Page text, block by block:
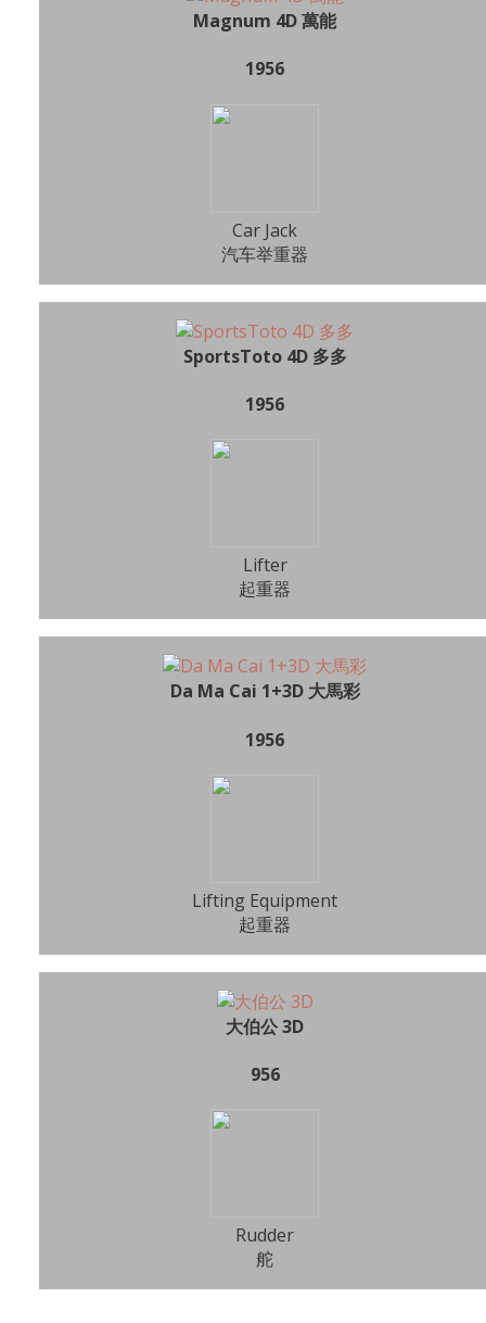
Magnum 4D 萬能
1956
Car Jack
汽车举重器
SportsToto 4D 多多
1956
Lifter
起重器
Da Ma Cai 1+3D 大馬彩
1956
Lifting Equipment
起重器
大伯公 3D
956
Rudder
舵